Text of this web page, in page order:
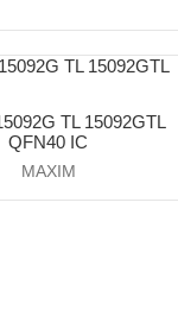
TL 15092GTL
QFN40 IC
MAXIM